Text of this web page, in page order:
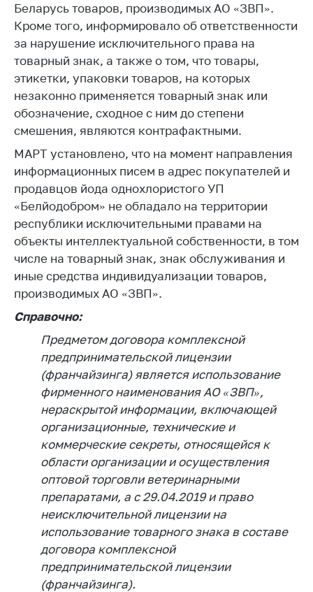
Международное
сотрудничество
Применение мер
нетарифного
регулирования
Биржевая торговля
Выставочная
деятельность в
Республике
Беларусь
Защита
персональных
данных
Новости
Обратиться в МАРТ
Личный прием
граждан и юр. лиц
Прямaя телефоннaя
линия
Горячая линия
Электронные
обращения
Сообщить о росте
цен на товары
Сообщить о росте
цен на лекарства и
медицинские
изделия
Контакты
Беларусь товаров, производимых АО «ЗВП».
Кроме того, информировало об ответственности
за нарушение исключительного права на
товарный знак, а также о том, что товары,
этикетки, упаковки товаров, на которых
незаконно применяется товарный знак или
обозначение, сходное с ним до степени
смешения, являются контрафактными.
МАРТ установлено, что на момент направления
информационных писем в адрес покупателей и
продавцов йода однохлористого УП
«Белйодобром» не обладало на территории
республики исключительными правами на
объекты интеллектуальной собственности, в том
числе на товарный знак, знак обслуживания и
иные средства индивидуализации товаров,
производимых АО «ЗВП».
Справочно:
Предметом договора комплексной
предпринимательской лицензии
(франчайзинга) является использование
фирменного наименования АО «ЗВП»,
нераскрытой информации, включающей
организационные, технические и
коммерческие секреты, относящейся к
области организации и осуществления
оптовой торговли ветеринарными
препаратами, а с 29.04.2019 и право
неисключительной лицензии на
использование товарного знака в составе
договора комплексной
предпринимательской лицензии
(франчайзинга).